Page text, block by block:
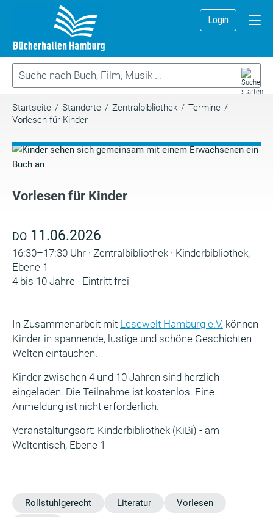
Login
Startseite / Standorte / Zentralbibliothek / Termine /
Vorlesen für Kinder
Vorlesen für Kinder
DO 11.06.2026
16:30–17:30 Uhr · Zentralbibliothek · Kinderbibliothek,
Ebene 1
4 bis 10 Jahre · Eintritt frei
In Zusammenarbeit mit Lesewelt Hamburg e.V. können
Kinder in spannende, lustige und schöne Geschichten-
Welten eintauchen.
Kinder zwischen 4 und 10 Jahren sind herzlich
eingeladen. Die Teilnahme ist kostenlos. Eine
Anmeldung ist nicht erforderlich.
Veranstaltungsort: Kinderbibliothek (KiBi) - am
Weltentisch, Ebene 1
Rollstuhlgerecht Literatur
Vorlesen